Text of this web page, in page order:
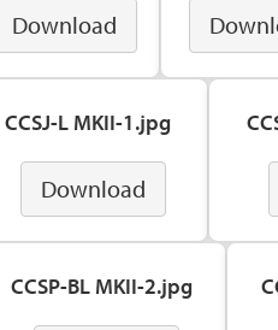
Download
CCSJ-L MKII-1.jpg
Download
CCSP-BL MKII-2.jpg